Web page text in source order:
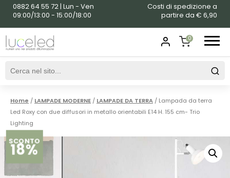
0882 64 55 72 | Lun - Ven
09:00/13:00 - 15:00/18:00
Costi di spedizione a
partire da € 6,90
0
SHOPPING
Home / LAMPADE MODERNE / LAMPADE DA TERRA / Lampada da terra
Led Roxy con due diffusori in metallo orientabili E14 H. 155 cm- Trio
Lighting
SCONTO
18%